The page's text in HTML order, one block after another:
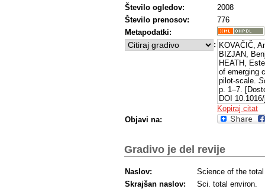
Število ogledov:
2008
Število prenosov:
776
Metapodatki:
: KOVAČIČ,
BIZJAN,
HEATH,
of emerging
pilot-scale.
p. 1–7.
DOI
https://
Kopiraj citat
Objavi na:
Gradivo je del revije
Naslov:
Science of the
Skrajšan naslov:
Sci. total environ.